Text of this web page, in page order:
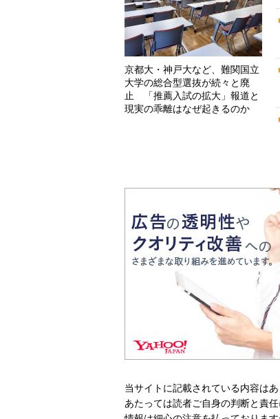
京都大・神戸大など、難関国立
大学の総合型選抜が続々と廃
止 「推薦入試の拡大」報道と
現実の乖離はなぜ起きるのか
当サイトに記載されている内容は
あたっては読者ご自身の判断と責